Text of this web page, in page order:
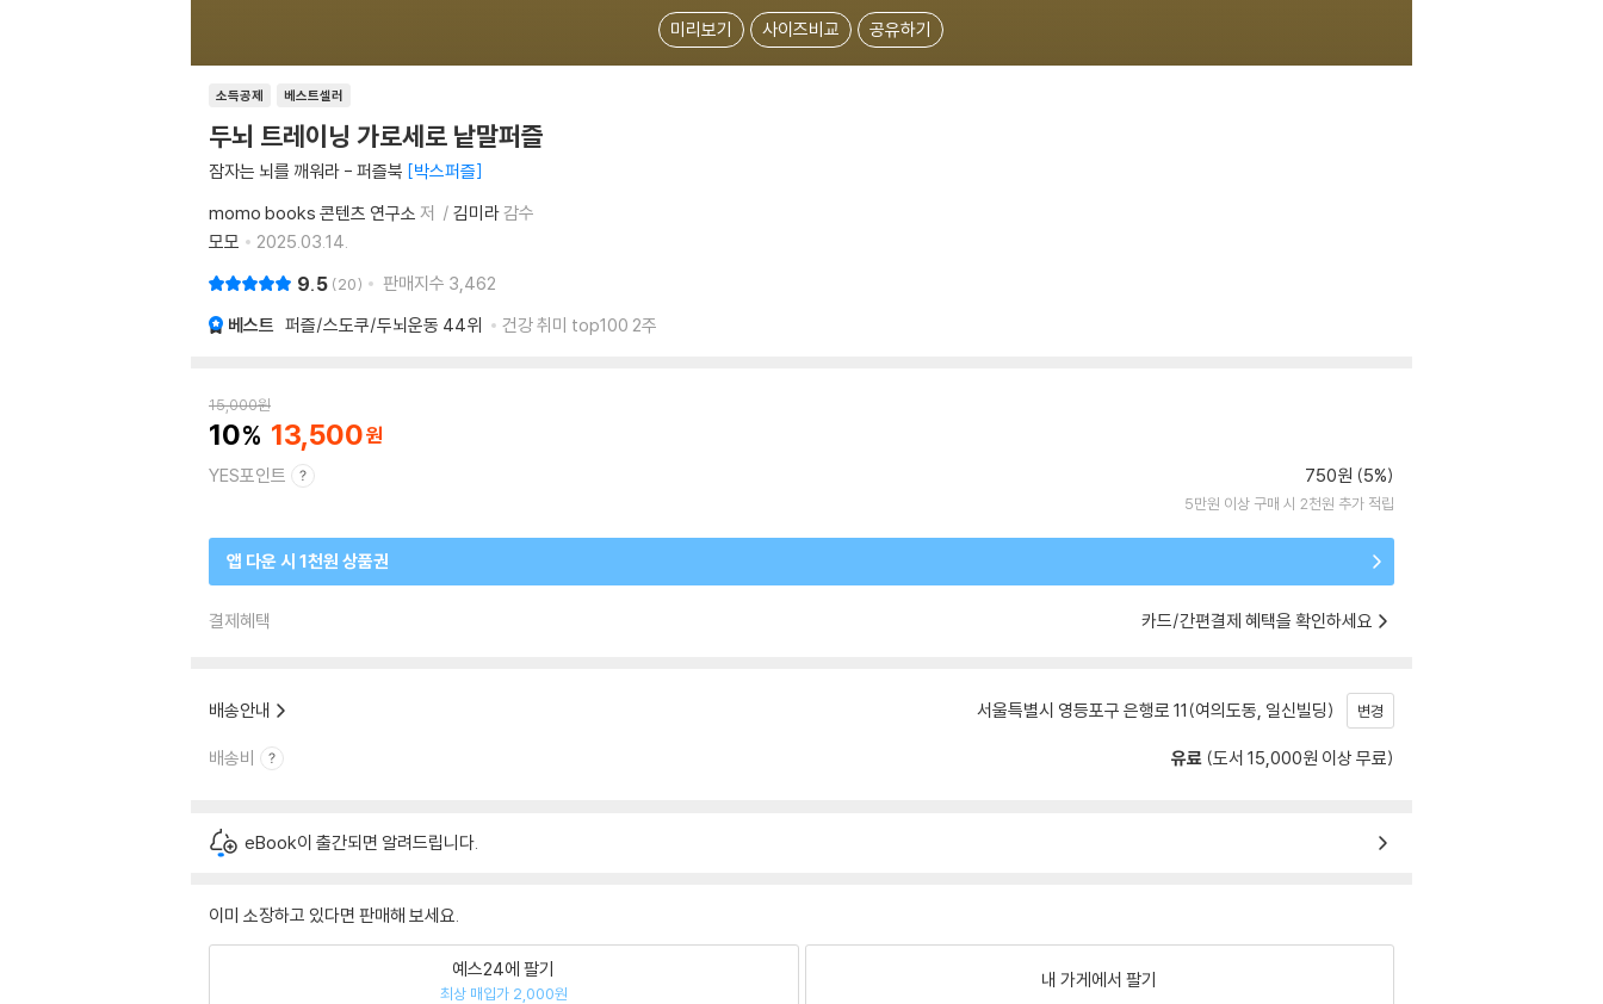
미리보기 사이즈비교 공유하기
소득공제 베스트셀러
두뇌 트레이닝 가로세로 낱말퍼즐
잠자는 뇌를 깨워라 - 퍼즐북 박스퍼즐
momo books 콘텐츠 연구소 저 김미라감수
모모
2025.03.14.
9.5 20 판매지수 3,462
베스트 퍼즐/스도쿠/두뇌운동 44위 건강 취미 top100 2주
15,000원
10 13,500
YES포인트 750원 (5%)
5만원 이상 구매 시 2천원 추가 적립
앱 다운 시 1천원 상품권
결제혜택 카드/간편결제 혜택을 확인하세요
배송안내 서울특별시 영등포구 은행로 11(여의도동, 일신빌딩) 변경
배송비 유료 (도서 15,000원 이상 무료)
eBook이 출간되면 알려드립니다.
이미 소장하고 있다면 판매해 보세요.
예스24에 팔기
최상 매입가 2,000원
내 가게에서 팔기